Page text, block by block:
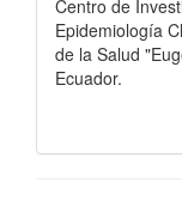
Centro de
Epidemiología
de la Salud
Ecuador.